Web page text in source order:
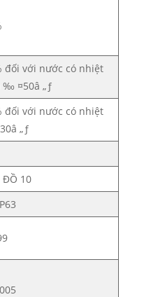
đối với nước có nhiệt
‰ ¤50â „ƒ
đối với nước có nhiệt
„ƒ
ĐỒ 10